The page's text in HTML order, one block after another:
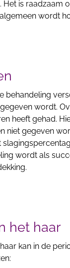
Het is raadzaam
wordt
behandeling
wordt.
heeft gehad.
niet gegeven
wordt als
het haar
kan in de